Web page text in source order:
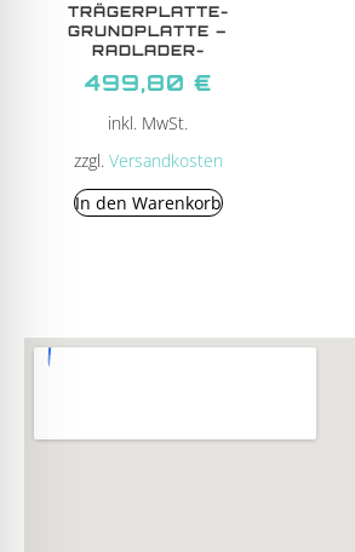
TRÄGERPLATTE-
GRUNDPLATTE –
RADLADER-
499,80 €
inkl. MwSt.
zzgl. Versandkosten
In den Warenkorb